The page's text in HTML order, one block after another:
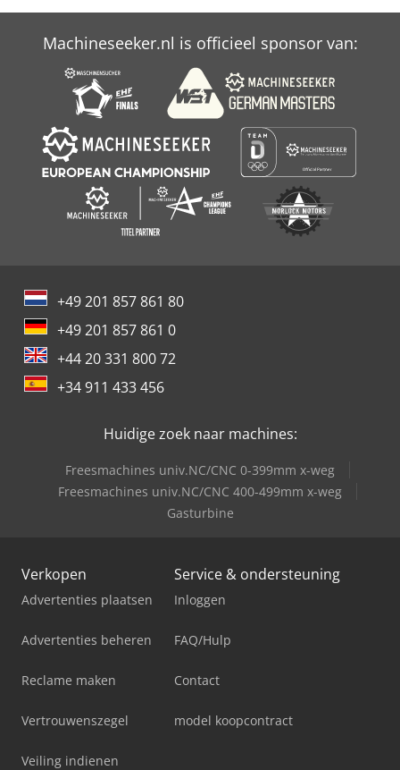
Machineseeker.nl is officieel sponsor van:
+49 201 857 861 80
+49 201 857 861 0
+44 20 331 800 72
+34 911 433 456
Huidige zoek naar machines:
Freesmachines univ.NC/CNC 0-399mm x-weg
Freesmachines univ.NC/CNC 400-499mm x-weg
Gasturbine
Verkopen
Advertenties plaatsen
Advertenties beheren
Reclame maken
Vertrouwenszegel
Veiling indienen
Service & ondersteuning
Inloggen
FAQ/Hulp
Contact
model koopcontract